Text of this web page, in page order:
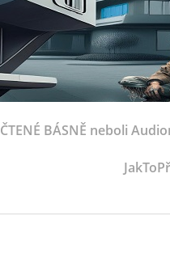
ČTENÉ BÁSNĚ neboli